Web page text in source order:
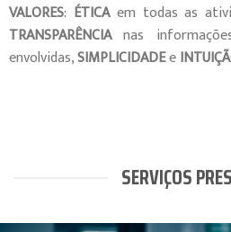
VALORES: ÉTICAem todas as
TRANSPARÊNCIAnas
envolvidas,SIMPLICIDADEe
SERVIÇOS